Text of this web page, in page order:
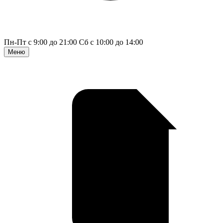
Пн-Пт с 9:00 до 21:00 Сб с 10:00 до 14:00
Меню